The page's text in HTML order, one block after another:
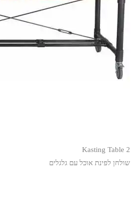
Kasting Table 2
שולחן לפינת אוכל עם גלגלים